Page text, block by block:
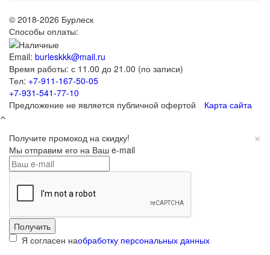
© 2018-2026 Бурлеск
Способы оплаты:
Email: burleskkk@mail.ru
Время работы: с 11.00 до 21.00 (по записи)
Тел: +7-911-167-50-05
+7-931-541-77-10
Предложение не является публичной офертой
Карта сайта
×
Получите промокод на скидку!
Мы отправим его на Ваш e-mail
Я согласен наобработку персональных данных